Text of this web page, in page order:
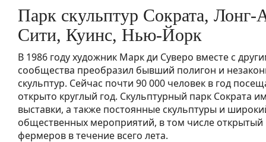
Парк скульптур Сократа, Лонг-
Сити, Куинс, Нью-Йорк
В 1986 году художник Марк ди Суверо вместе с
сообщества преобразил бывший полигон и
скульптур. Сейчас почти 90 000 человек в год
открыто круглый год. Скульптурный парк Сократа
выставки, а также постоянные скульптуры и
общественных мероприятий, в том числе открытый
фермеров в течение всего лета.